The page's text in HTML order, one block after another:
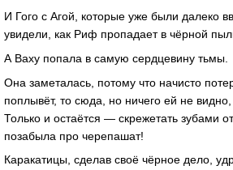
И Гого с Агой, которые уже были далеко
увидели, как Риф пропадает в чёрной
А Ваху попала в самую сердцевину тьмы.
Она заметалась, потому что начисто
поплывёт, то сюда, но ничего ей не
Только и остаётся — скрежетать зубами
позабыла про черепашат!
Каракатицы, сделав своё чёрное дело,